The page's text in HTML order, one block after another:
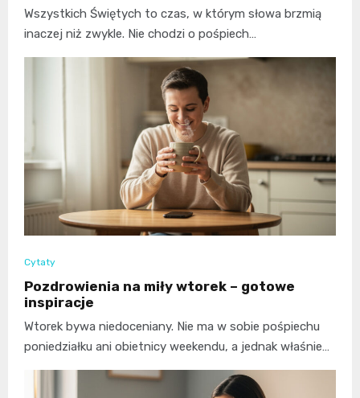
Wszystkich Świętych to czas, w którym słowa brzmią
inaczej niż zwykle. Nie chodzi o pośpiech…
Cytaty
Pozdrowienia na miły wtorek – gotowe
inspiracje
Wtorek bywa niedoceniany. Nie ma w sobie pośpiechu
poniedziałku ani obietnicy weekendu, a jednak właśnie…